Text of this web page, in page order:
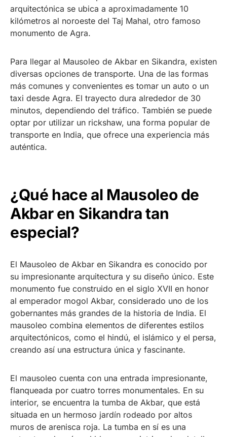
arquitectónica se ubica a aproximadamente 10
kilómetros al noroeste del Taj Mahal, otro famoso
monumento de Agra.
Para llegar al Mausoleo de Akbar en Sikandra, existen
diversas opciones de transporte. Una de las formas
más comunes y convenientes es tomar un auto o un
taxi desde Agra. El trayecto dura alrededor de 30
minutos, dependiendo del tráfico. También se puede
optar por utilizar un rickshaw, una forma popular de
transporte en India, que ofrece una experiencia más
auténtica.
¿Qué hace al Mausoleo de
Akbar en Sikandra tan
especial?
El Mausoleo de Akbar en Sikandra es conocido por
su impresionante arquitectura y su diseño único. Este
monumento fue construido en el siglo XVII en honor
al emperador mogol Akbar, considerado uno de los
gobernantes más grandes de la historia de India. El
mausoleo combina elementos de diferentes estilos
arquitectónicos, como el hindú, el islámico y el persa,
creando así una estructura única y fascinante.
El mausoleo cuenta con una entrada impresionante,
flanqueada por cuatro torres monumentales. En su
interior, se encuentra la tumba de Akbar, que está
situada en un hermoso jardín rodeado por altos
muros de arenisca roja. La tumba en sí es una